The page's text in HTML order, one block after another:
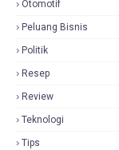
Otomotif
Peluang Bisnis
Politik
Resep
Review
Teknologi
Tips